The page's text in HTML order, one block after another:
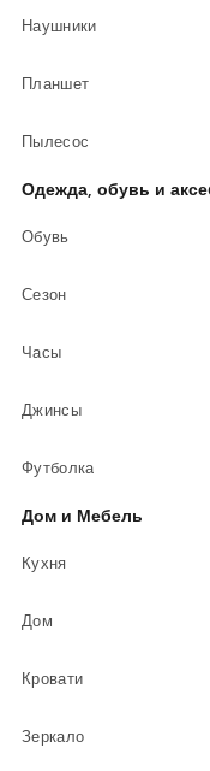
Наушники
Планшет
Пылесос
Одежда, обувь и
Обувь
Сезон
Часы
Джинсы
Футболка
Дом и Мебель
Кухня
Дом
Кровати
Зеркало